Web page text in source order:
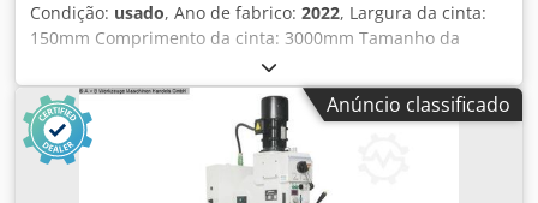
Condição: usado, Ano de fabrico: 2022, Largura da cinta:
150mm Comprimento da cinta: 3000mm Tamanho da
mesa: 960mm x 350mm Mesa adicional: 330mm x 330mm
Dispositivo de lixamento de folha: sim Oscilação: sim
Unidade de lixamento basculante: sim Dwsdpfx Ajzq
Dczsixja Conexão para extração: 120mm Potência do
motor: 3 kW Comprimento da máquina: 1910mm Largura
da máquina: 840mm Peso: 330kg
Anúncio classificado